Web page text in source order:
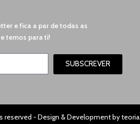
e fica a par de todas as
temos para ti!
SUBSCREVER
reserved - Design & Development by